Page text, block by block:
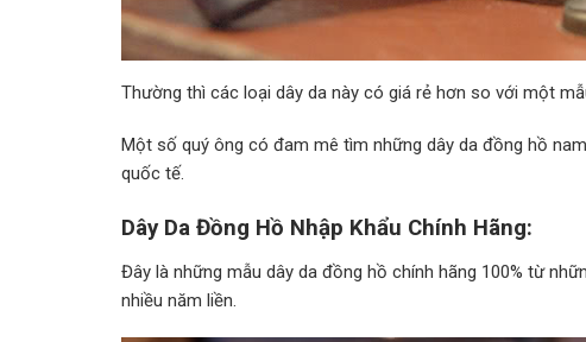
Thường thì các loại dây da này có giá rẻ hơn so với một
Một số quý ông có đam mê tìm những dây da đồng hồ
quốc tế.
Dây Da Đồng Hồ Nhập Khẩu Chính Hãng:
Đây là những mẫu dây da đồng hồ chính hãng 100% từ
nhiều năm liền.